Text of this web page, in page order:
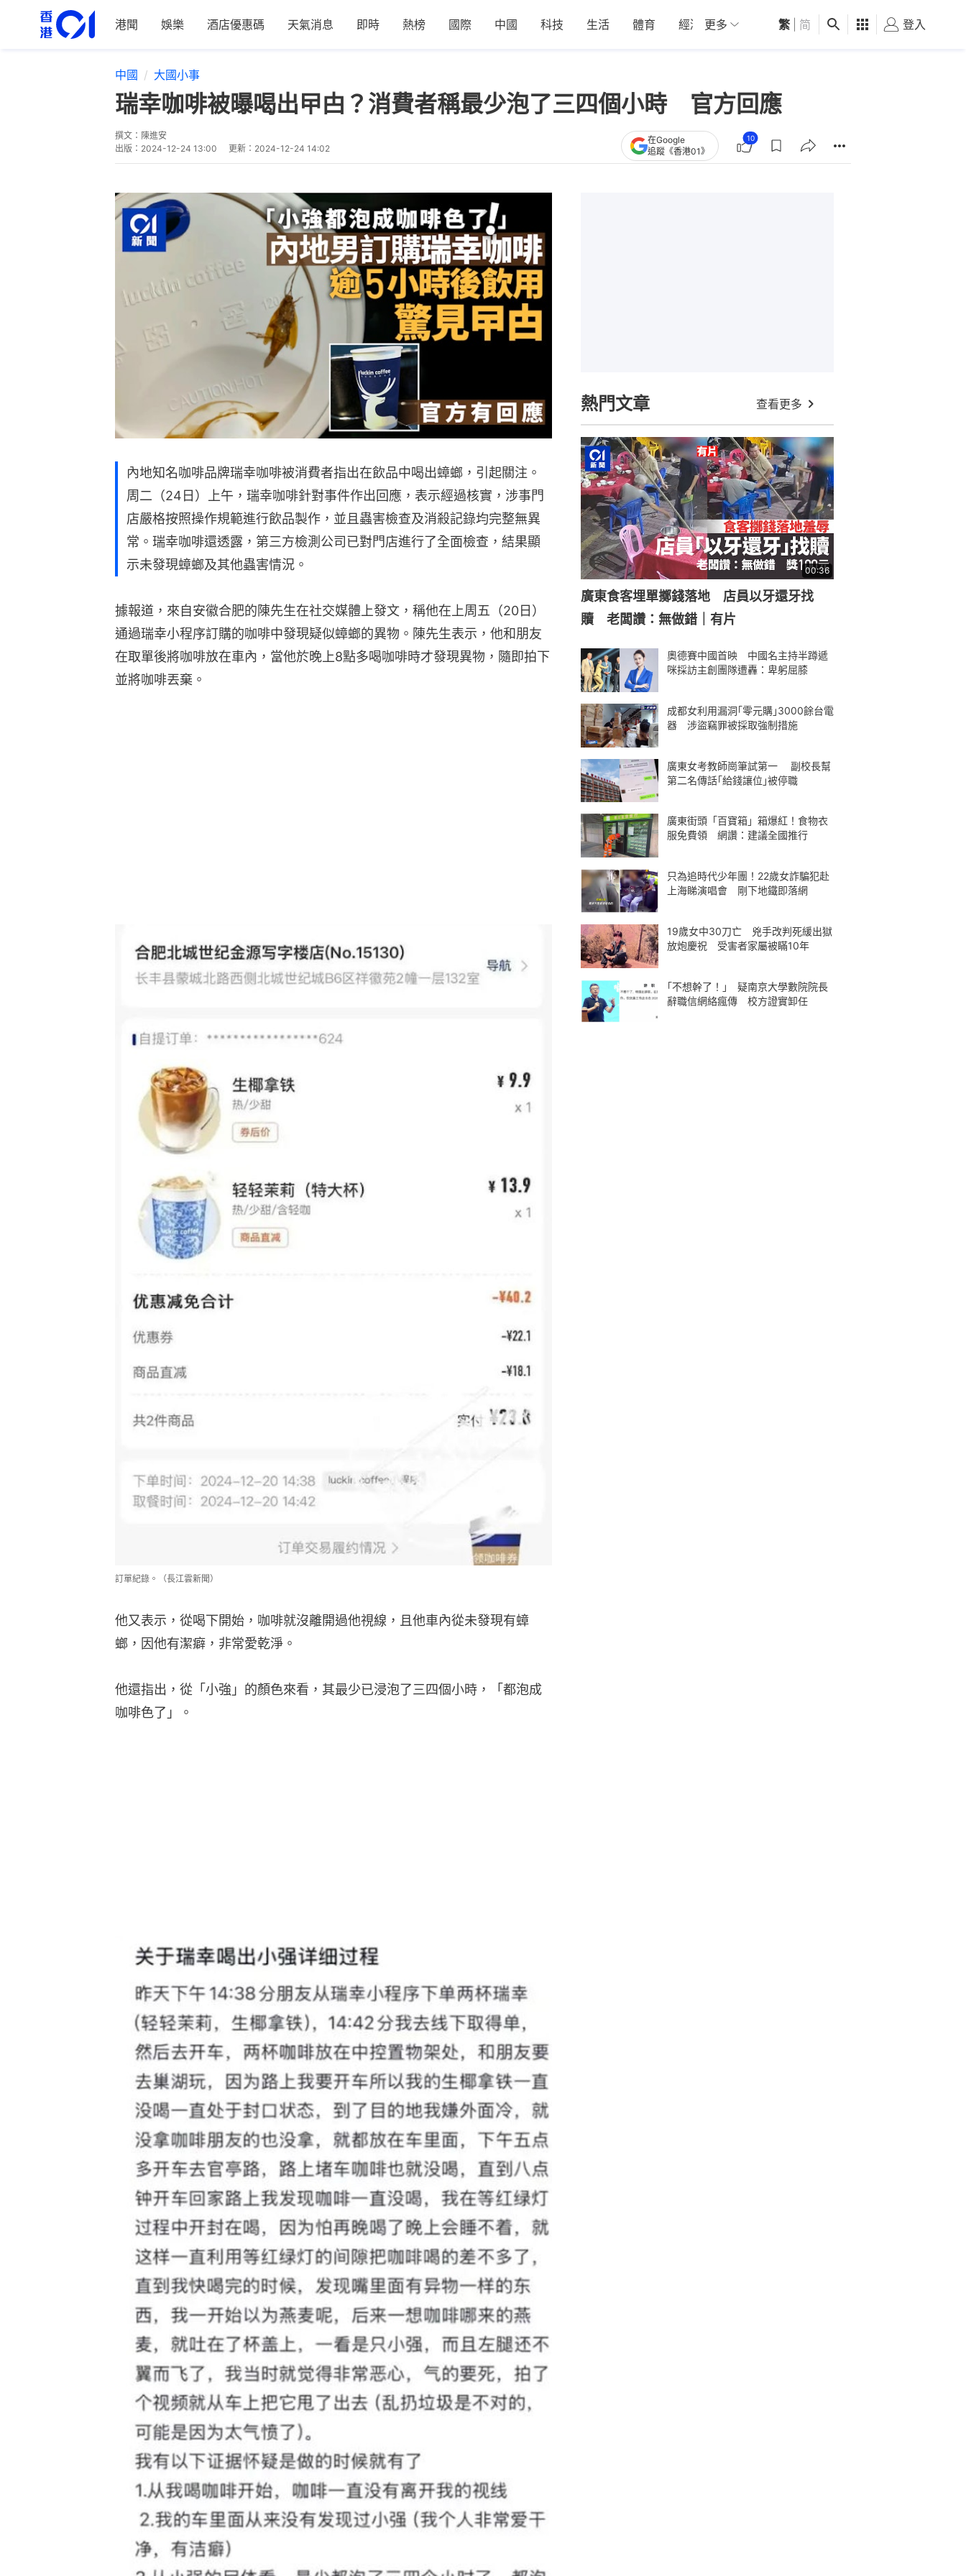
港聞 娛樂 酒店優惠碼 天氣消息 即時 熱榜 國際 中國 科技 生活 體育 經濟 01深圳 觀點 健康 好食玩飛
更多 繁 简 登入
中國 大國小事
瑞幸咖啡被曝喝出曱甴？消費者稱最少泡了三四個小時 官方回應
撰文： 陳進安
出版： 2024-12-24 13:00 更新： 2024-12-24 14:02
在Google
追蹤《香港01》
10
內地知名咖啡品牌瑞幸咖啡被消費者指出在飲品中喝出蟑螂，引起關注。
周二（24日）上午，瑞幸咖啡針對事件作出回應，表示經過核實，涉事門
店嚴格按照操作規範進行飲品製作，並且蟲害檢查及消殺記錄均完整無異
常。瑞幸咖啡還透露，第三方檢測公司已對門店進行了全面檢查，結果顯
示未發現蟑螂及其他蟲害情況。
據報道，來自安徽合肥的陳先生在社交媒體上發文，稱他在上周五（20日）
通過瑞幸小程序訂購的咖啡中發現疑似蟑螂的異物。陳先生表示，他和朋友
在取單後將咖啡放在車內，當他於晚上8點多喝咖啡時才發現異物，隨即拍下
並將咖啡丟棄。
訂單紀錄。（長江雲新聞）
他又表示，從喝下開始，咖啡就沒離開過他視線，且他車內從未發現有蟑
螂，因他有潔癖，非常愛乾淨。
他還指出，從「小強」的顏色來看，其最少已浸泡了三四個小時，「都泡成
咖啡色了」。
熱門文章 查看更多
00:36
廣東食客埋單擲錢落地 店員以牙還牙找
贖 老闆讚：無做錯｜有片
奧德賽中國首映 中國名主持半蹲遞
咪採訪主創團隊遭轟：卑躬屈膝
成都女利用漏洞｢零元購｣3000餘台電
器 涉盜竊罪被採取強制措施
廣東女考教師崗筆試第一 副校長幫
第二名傳話｢給錢讓位｣被停職
廣東街頭「百寶箱」箱爆紅！食物衣
服免費領 網讚：建議全國推行
只為追時代少年團！22歲女詐騙犯赴
上海睇演唱會 剛下地鐵即落網
19歲女中30刀亡 兇手改判死緩出獄
放炮慶祝 受害者家屬被瞞10年
｢不想幹了！｣ 疑南京大學數院院長
辭職信網絡瘋傳 校方證實卸任